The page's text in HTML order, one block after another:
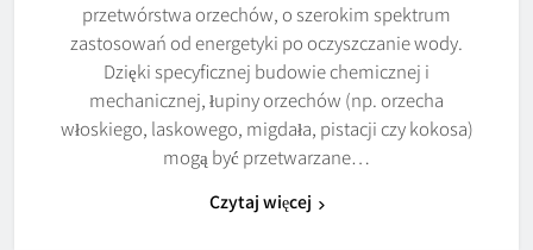
przetwórstwa orzechów, o szerokim spektrum
zastosowań od energetyki po oczyszczanie wody.
Dzięki specyficznej budowie chemicznej i
mechanicznej, łupiny orzechów (np. orzecha
włoskiego, laskowego, migdała, pistacji czy kokosa)
mogą być przetwarzane…
Czytaj więcej